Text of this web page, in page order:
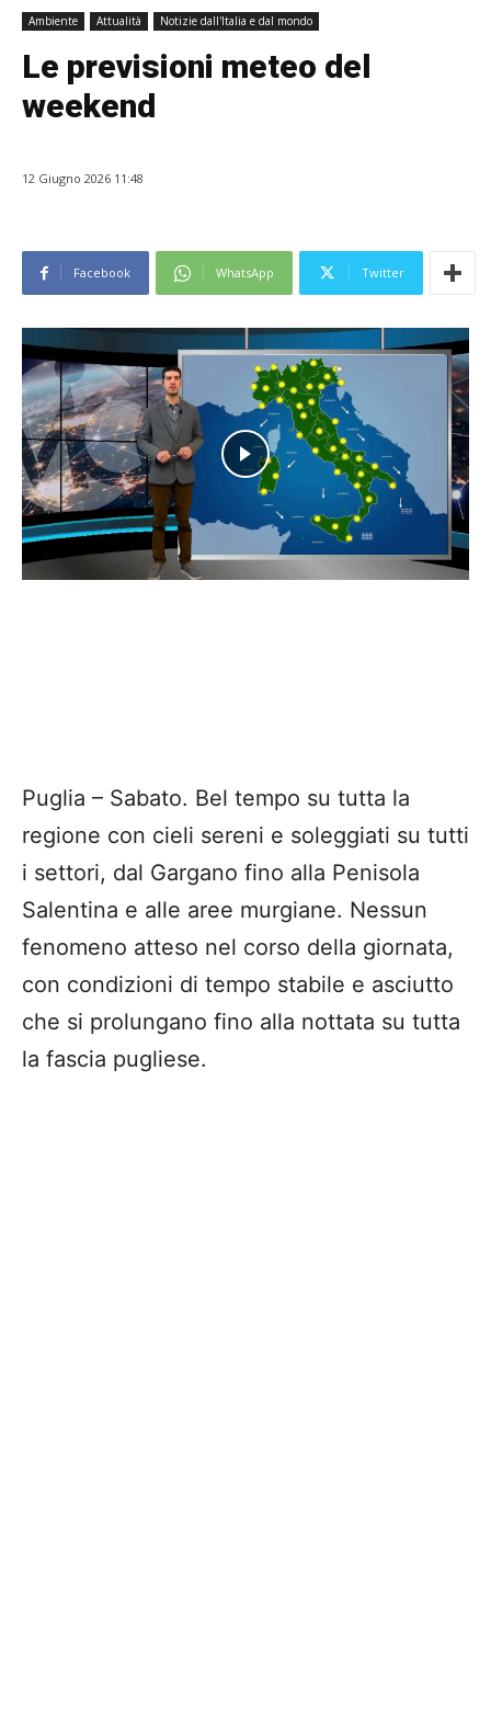
Ambiente Attualità Notizie dall'Italia e dal mondo
Le previsioni meteo del
weekend
12 Giugno 2026 11:48
Facebook WhatsApp Twitter
Puglia – Sabato. Bel tempo su tutta la
regione con cieli sereni e soleggiati su tutti
i settori, dal Gargano fino alla Penisola
Salentina e alle aree murgiane. Nessun
fenomeno atteso nel corso della giornata,
con condizioni di tempo stabile e asciutto
che si prolungano fino alla nottata su tutta
la fascia pugliese.